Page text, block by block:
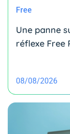
Free
Une panne
réflexe Free
08/08/2026